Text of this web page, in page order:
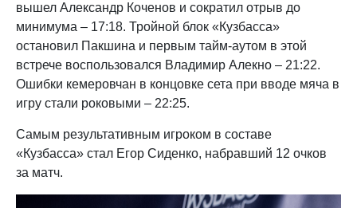
вышел Александр Коченов и сократил отрыв до
минимума – 17:18. Тройной блок «Кузбасса»
остановил Пакшина и первым тайм-аутом в этой
встрече воспользовался Владимир Алекно – 21:22.
Ошибки кемеровчан в концовке сета при вводе мяча в
игру стали роковыми – 22:25.
Самым результативным игроком в составе
«Кузбасса» стал Егор Сиденко, набравший 12 очков
за матч.